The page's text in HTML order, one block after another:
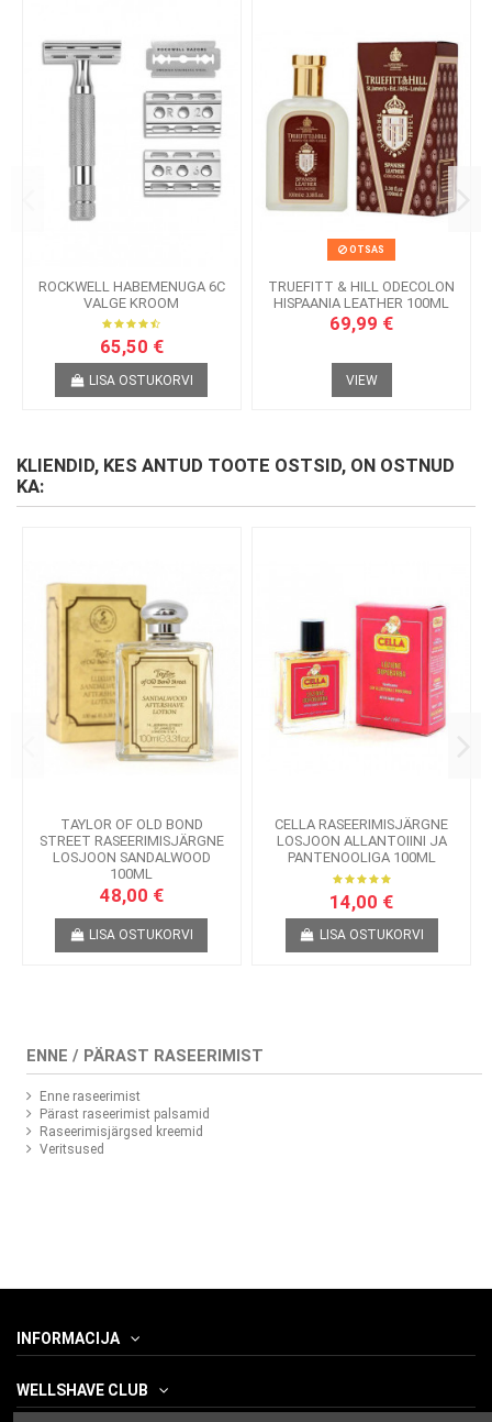
ROCKWELL HABEMENUGA 6C
VALGE KROOM
65,50 €
LISA OSTUKORVI
OTSAS
TRUEFITT & HILL ODECOLON
HISPAANIA LEATHER 100ML
69,99 €
VIEW
KLIENDID, KES ANTUD TOOTE OSTSID, ON OSTNUD
KA:
TAYLOR OF OLD BOND
STREET RASEERIMISJÄRGNE
LOSJOON SANDALWOOD
100ML
48,00 €
LISA OSTUKORVI
CELLA RASEERIMISJÄRGNE
LOSJOON ALLANTOIINI JA
PANTENOOLIGA 100ML
14,00 €
LISA OSTUKORVI
ENNE / PÄRAST RASEERIMIST
Enne raseerimist
Pärast raseerimist palsamid
Raseerimisjärgsed kreemid
Veritsused
INFORMACIJA
WELLSHAVE CLUB